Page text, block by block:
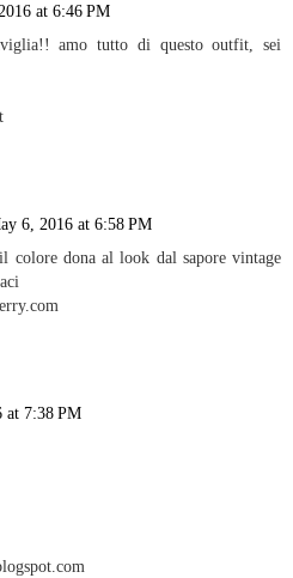
at 6:46 PM
amo tutto di questo outfit, sei
6, 2016 at 6:58 PM
colore dona al look dal sapore vintage
at 7:38 PM